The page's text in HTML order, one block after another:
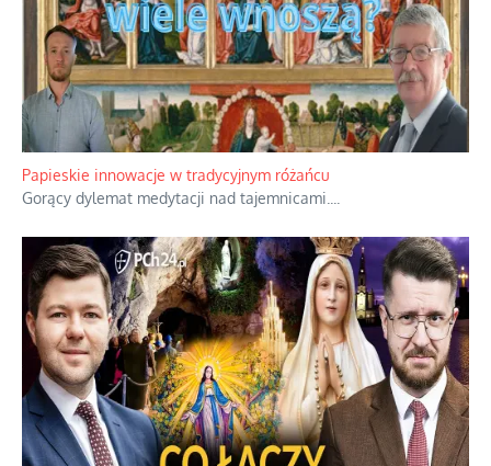
Kamienie i siekiery przeciw czołgom
Gorzka analityka decyzji warszawskich dowódców.